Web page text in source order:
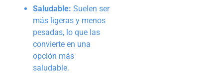
Saludable: Suelen ser
más ligeras y menos
pesadas, lo que las
convierte en una
opción más
saludable.